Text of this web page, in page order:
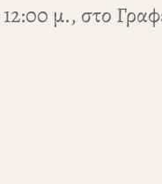
μ., στο